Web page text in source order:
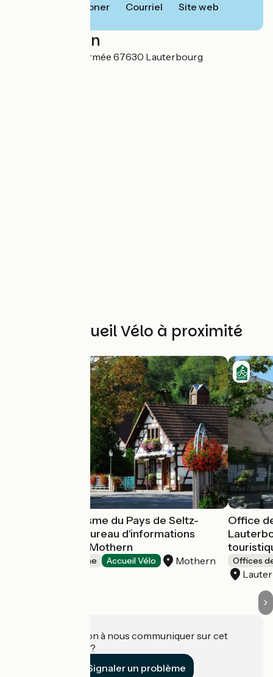
Téléphoner Courriel Site web
Localisation
21 rue de la 1ère Armée 67630 Lauterbourg
Autres Accueil Vélo à proximité
Office de Tourisme du Pays de Seltz-
Lauterbourg - bureau d'informations
touristiques de Mothern
Offices de Tourisme Accueil Vélo Mothern
Office
Offices
Une information à nous communiquer sur cet
établissement ?
Signaler un problème